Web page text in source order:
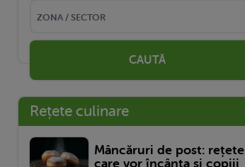
CAUTĂ
Rețete culinare
Mâncăruri de post: rețete
care vor încânta și copiii